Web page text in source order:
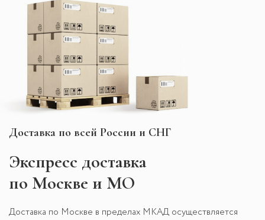
Доставка по всей России и СНГ
Экспресс доставка
по Москве и МО
Доставка по Москве в пределах МКАД осуществляется